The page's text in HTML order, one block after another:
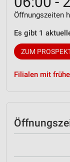
Öffnungszeiten
Es gibt 1
ZUM
Filialen mit